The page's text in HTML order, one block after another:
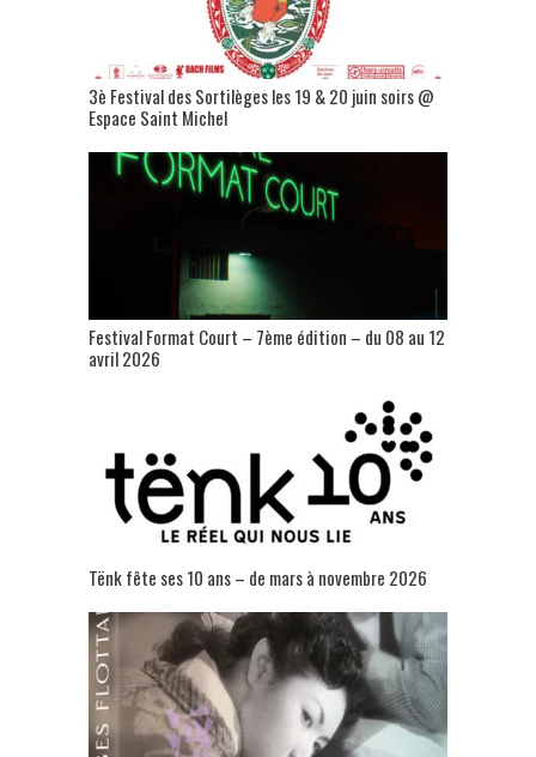
3è Festival des Sortilèges les 19 & 20 juin soirs @
Espace Saint Michel
Festival Format Court – 7ème édition – du 08 au 12
avril 2026
Tënk fête ses 10 ans – de mars à novembre 2026